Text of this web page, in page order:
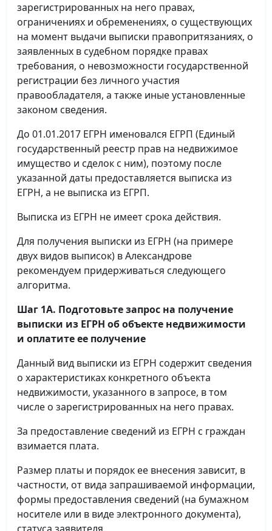
зарегистрированных на него правах,
ограничениях и обременениях, о существующих
на момент выдачи выписки правопритязаниях, о
заявленных в судебном порядке правах
требования, о невозможности государственной
регистрации без личного участия
правообладателя, а также иные установленные
законом сведения.
До 01.01.2017 ЕГРН именовался ЕГРП (Единый
государственный реестр прав на недвижимое
имущество и сделок с ним), поэтому после
указанной даты предоставляется выписка из
ЕГРН, а не выписка из ЕГРП.
Выписка из ЕГРН не имеет срока действия.
Для получения выписки из ЕГРН (на примере
двух видов выписок) в Александрове
рекомендуем придерживаться следующего
алгоритма.
Шаг 1А. Подготовьте запрос на получение
выписки из ЕГРН об объекте недвижимости
и оплатите ее получение
Данный вид выписки из ЕГРН содержит сведения
о характеристиках конкретного объекта
недвижимости, указанного в запросе, в том
числе о зарегистрированных на него правах.
За предоставление сведений из ЕГРН с граждан
взимается плата.
Размер платы и порядок ее внесения зависит, в
частности, от вида запрашиваемой информации,
формы предоставления сведений (на бумажном
носителе или в виде электронного документа),